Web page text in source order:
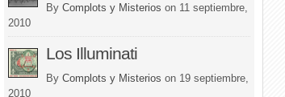
By Complots y Misterios on 11 septiembre,
2010
Los Illuminati
By Complots y Misterios on 19 septiembre,
2010